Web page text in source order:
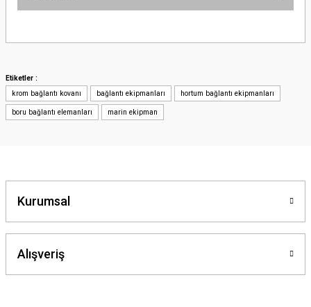
Ürün resmi kalitesiz, bozuk veya görüntülenemiyor.
Ürün açıklamasında eksik bilgiler bulunuyor.
Bu ürüne benzer farklı alternatifler olmalı.
Etiketler :
krom bağlantı kovanı
bağlantı ekipmanları hortum bağlantı ekipmanları
boru bağlantı elemanları marin ekipman
Kurumsal
Alışveriş